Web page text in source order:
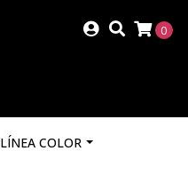
0
LÍNEA COLOR